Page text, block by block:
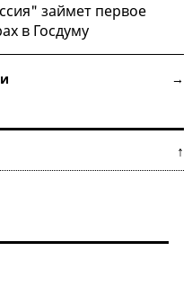
займет первое
в Госдуму
новости →
↑